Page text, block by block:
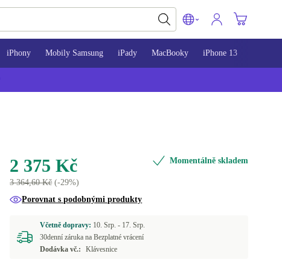
iPhony Mobily Samsung iPady MacBooky iPhone 13
2 375 Kč
3 364,60 Kč(-29%)
Momentálně skladem
Porovnat s podobnými produkty
Včetně dopravy: 10. Srp. - 17. Srp.
30denní záruka na Bezplatné vrácení
Dodávka vč.:
Klávesnice